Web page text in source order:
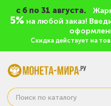
c 6 по 31 августа.
5% на любой заказ!
Скидка действует на